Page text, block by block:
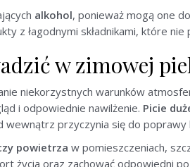
alkohol, ponieważ mogą one
z łagodnymi składnikami, które
w zimowej
niekorzystnych warunków
i odpowiednie nawilżenie. Picie
wewnątrz przyczynia się do
powietrza w pomieszczeniach,
życia oraz zachować odpowiedni